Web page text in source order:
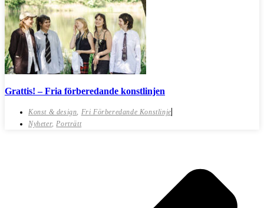
Grattis! – Fria förberedande konstlinjen
Konst & design
Fri Förberedande Konstlinje
Nyheter, Porträtt